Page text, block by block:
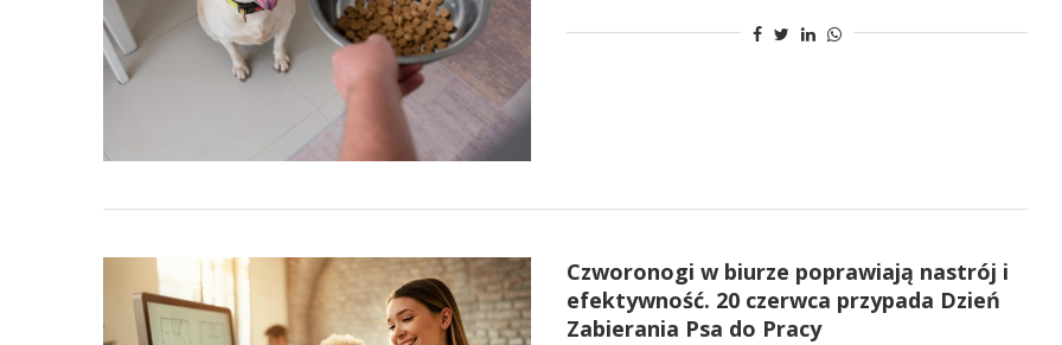
Czworonogi w biurze poprawiają nastrój i
efektywność. 20 czerwca przypada Dzień
Zabierania Psa do Pracy